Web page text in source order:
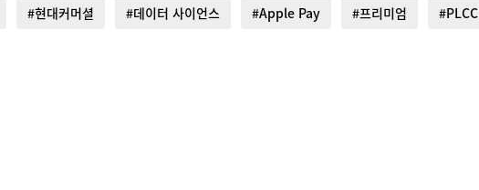
#현대커머셜 #데이터 사이언스 #Apple Pay #프리미엄 #PLCC